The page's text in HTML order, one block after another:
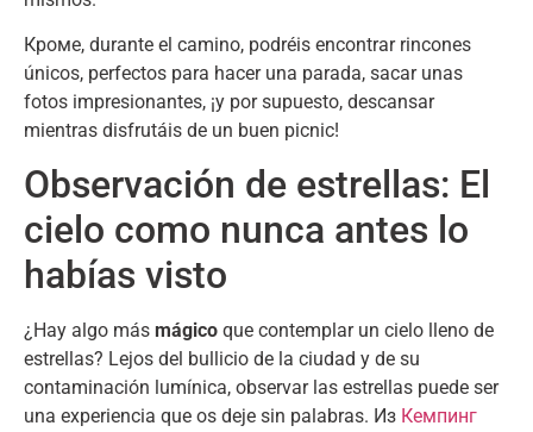
Кроме, durante el camino, podréis encontrar rincones
únicos, perfectos para hacer una parada, sacar unas
fotos impresionantes, ¡y por supuesto, descansar
mientras disfrutáis de un buen picnic!
Observación de estrellas: El
cielo como nunca antes lo
habías visto
¿Hay algo más mágico que contemplar un cielo lleno de
estrellas? Lejos del bullicio de la ciudad y de su
contaminación lumínica, observar las estrellas puede ser
una experiencia que os deje sin palabras. Из Кемпинг